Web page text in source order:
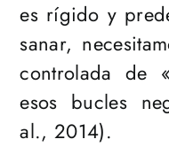
es rígido y
sanar,
controlada de
esos bucles
al., 2014).